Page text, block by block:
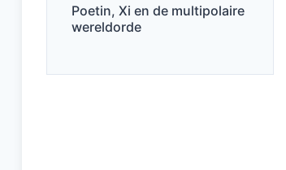
Poetin, Xi en de multipolaire
wereldorde